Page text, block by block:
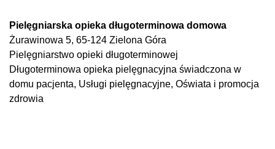
Pielęgniarska opieka długoterminowa domowa
Żurawinowa 5, 65-124 Zielona Góra
Pielęgniarstwo opieki długoterminowej
Długoterminowa opieka pielęgnacyjna świadczona w
domu pacjenta, Usługi pielęgnacyjne, Oświata i promocja
zdrowia